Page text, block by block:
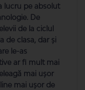
lucru pe absolut
De
de la ciclul
de clasa, dar și
le-as
ar fi mult mai
mai ușor
mai ușor de